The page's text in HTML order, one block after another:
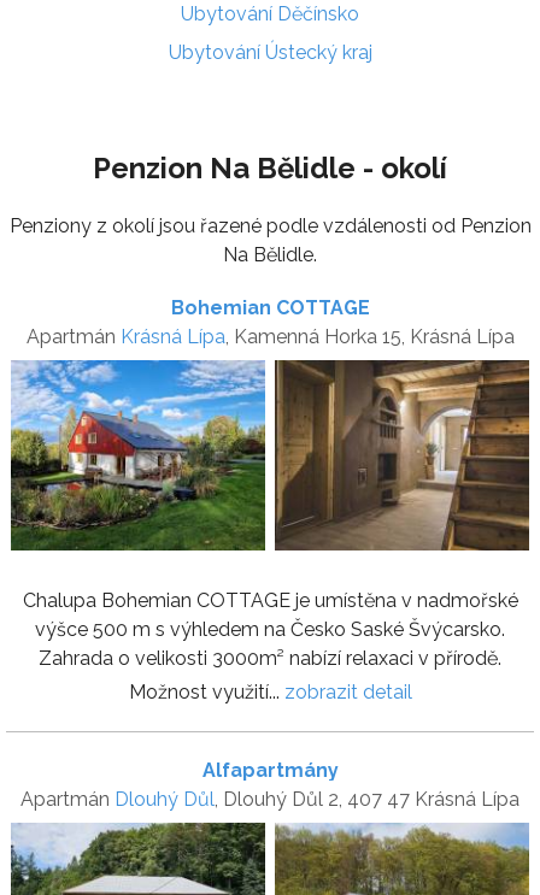
Ubytování Děčínsko
Ubytování Ústecký kraj
Penzion Na Bělidle - okolí
Penziony z okolí jsou řazené podle vzdálenosti od Penzion
Na Bělidle.
Bohemian COTTAGE
Apartmán Krásná Lípa , Kamenná Horka 15, Krásná Lípa
Chalupa Bohemian COTTAGE je umístěna v nadmořské
výšce 500 m s výhledem na Česko Saské Švýcarsko.
Zahrada o velikosti 3000m² nabízí relaxaci v přírodě.
Možnost využití... zobrazit detail
Alfapartmány
Apartmán Dlouhý Důl , Dlouhý Důl 2, 407 47 Krásná Lípa